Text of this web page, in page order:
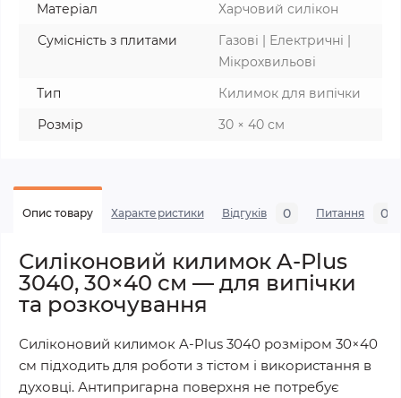
Матеріал
Харчовий силікон
Сумісність з плитами
Газові | Електричні |
Мікрохвильові
Тип
Килимок для випічки
Розмір
30 × 40 см
Опис товару Характеристики Відгуків 0 Питання 0
Силіконовий килимок A-Plus
3040, 30×40 см — для випічки
та розкочування
Силіконовий килимок A-Plus 3040 розміром 30×40
см підходить для роботи з тістом і використання в
духовці. Антипригарна поверхня не потребує